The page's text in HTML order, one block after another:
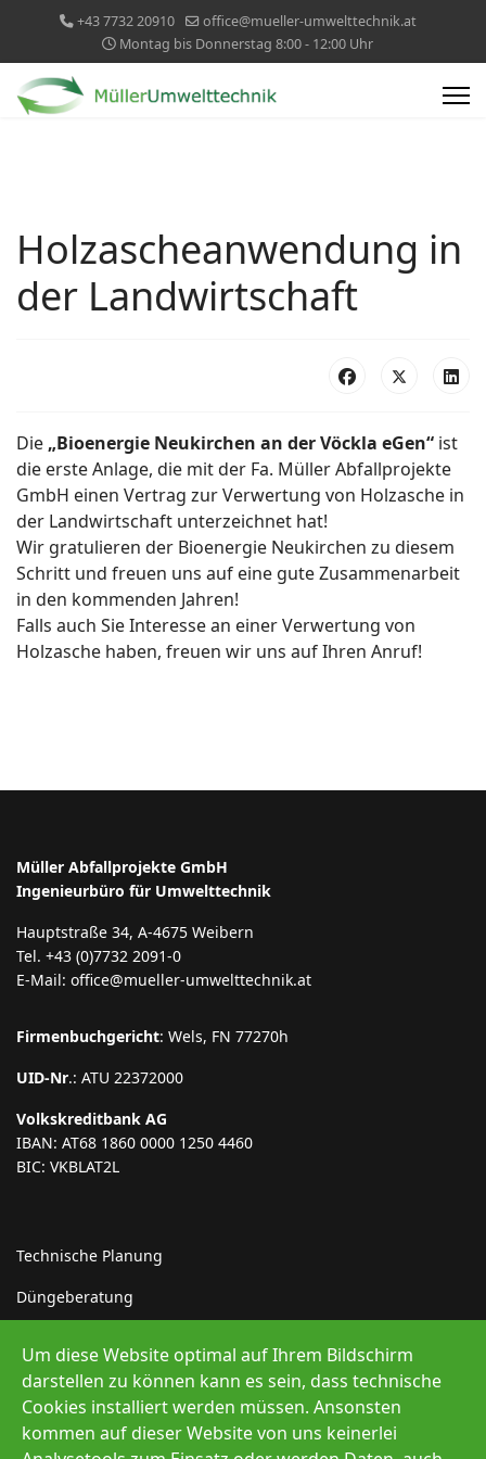
+43 7732 20910
office@mueller-umwelttechnik.at
Montag bis Donnerstag 8:00 - 12:00 Uhr
Holzascheanwendung in
der Landwirtschaft
Die „Bioenergie Neukirchen an der Vöckla eGen“ ist
die erste Anlage, die mit der Fa. Müller Abfallprojekte
GmbH einen Vertrag zur Verwertung von Holzasche in
der Landwirtschaft unterzeichnet hat!
Wir gratulieren der Bioenergie Neukirchen zu diesem
Schritt und freuen uns auf eine gute Zusammenarbeit
in den kommenden Jahren!
Falls auch Sie Interesse an einer Verwertung von
Holzasche haben, freuen wir uns auf Ihren Anruf!
Müller Abfallprojekte GmbH
Ingenieurbüro für Umwelttechnik
Hauptstraße 34, A-4675 Weibern
Tel. +43 (0)7732 2091-0
E-Mail: office@mueller-umwelttechnik.at
Firmenbuchgericht: Wels, FN 77270h
UID-Nr.: ATU 22372000
Volkskreditbank AG
IBAN: AT68 1860 0000 1250 4460
BIC: VKBLAT2L
Technische Planung
Düngeberatung
Erneuerbare Energie
Um diese Website optimal auf Ihrem Bildschirm
darstellen zu können kann es sein, dass technische
Cookies installiert werden müssen. Ansonsten
kommen auf dieser Website von uns keinerlei